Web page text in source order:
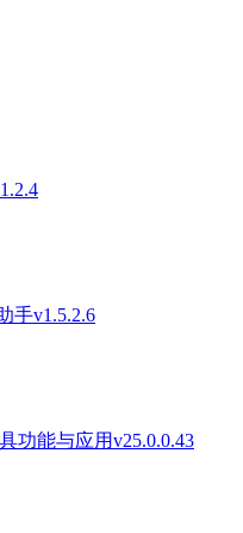
手v1.5.2.6
功能与应用v25.0.0.43